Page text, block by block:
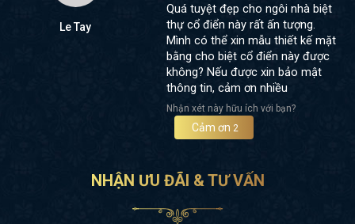
Le Tay
Quá tuyệt đẹp cho ngôi nhà biệt
thự cổ điển này rất ấn tượng.
Mình có thể xin mẫu thiết kế mặt
bằng cho biệt cổ điển này được
không? Nếu được xin bảo mật
thông tin, cảm ơn nhiều
Nhận xét này hữu ích với bạn?
Cảm ơn 2
NHẬN ƯU ĐÃI & TƯ VẤN